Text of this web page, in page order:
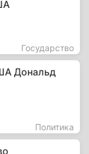
Государство
Дональд
Политика